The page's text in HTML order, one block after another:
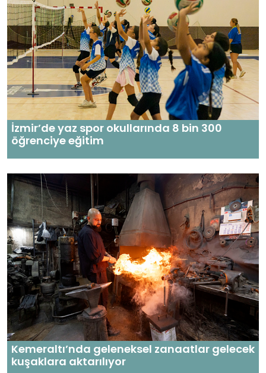
İzmir’de yaz spor okullarında 8 bin 300
öğrenciye eğitim
Kemeraltı’nda geleneksel zanaatlar gelecek
kuşaklara aktarılıyor